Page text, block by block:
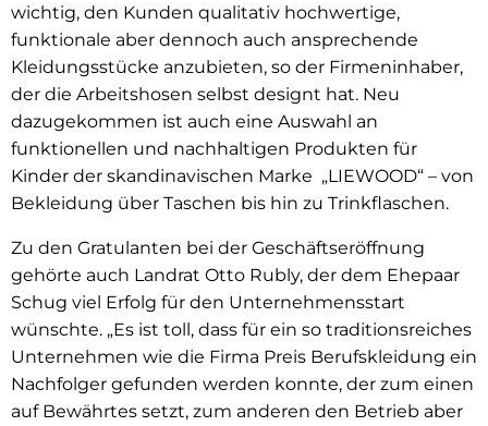
wichtig, den Kunden qualitativ hochwertige,
funktionale aber dennoch auch ansprechende
Kleidungsstücke anzubieten, so der Firmeninhaber,
der die Arbeitshosen selbst designt hat. Neu
dazugekommen ist auch eine Auswahl an
funktionellen und nachhaltigen Produkten für
Kinder der skandinavischen Marke „LIEWOOD“ – von
Bekleidung über Taschen bis hin zu Trinkflaschen.
Zu den Gratulanten bei der Geschäftseröffnung
gehörte auch Landrat Otto Rubly, der dem Ehepaar
Schug viel Erfolg für den Unternehmensstart
wünschte. „Es ist toll, dass für ein so traditionsreiches
Unternehmen wie die Firma Preis Berufskleidung ein
Nachfolger gefunden werden konnte, der zum einen
auf Bewährtes setzt, zum anderen den Betrieb aber